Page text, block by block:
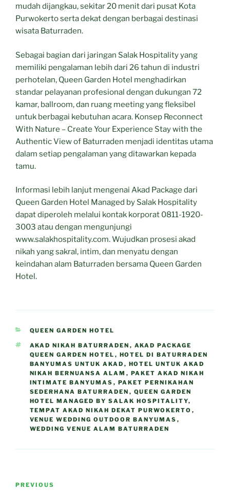
mudah dijangkau, sekitar 20 menit dari pusat Kota
Purwokerto serta dekat dengan berbagai destinasi
wisata Baturraden.
Sebagai bagian dari jaringan Salak Hospitality yang
memiliki pengalaman lebih dari 26 tahun di industri
perhotelan, Queen Garden Hotel menghadirkan
standar pelayanan profesional dengan dukungan 72
kamar, ballroom, dan ruang meeting yang fleksibel
untuk berbagai kebutuhan acara. Konsep Reconnect
With Nature – Create Your Experience Stay with the
Authentic View of Baturraden menjadi identitas utama
dalam setiap pengalaman yang ditawarkan kepada
tamu.
Informasi lebih lanjut mengenai Akad Package dari
Queen Garden Hotel Managed by Salak Hospitality
dapat diperoleh melalui kontak korporat 0811-1920-
3003 atau dengan mengunjungi
www.salakhospitality.com. Wujudkan prosesi akad
nikah yang sakral, intim, dan menyatu dengan
keindahan alam Baturraden bersama Queen Garden
Hotel.
CATEGORIES
QUEEN GARDEN HOTEL
TAGS
AKAD NIKAH BATURRADEN , AKAD PACKAGE
QUEEN GARDEN HOTEL , HOTEL DI BATURRADEN
BANYUMAS UNTUK AKAD , HOTEL UNTUK AKAD
NIKAH BERNUANSA ALAM , PAKET AKAD NIKAH
INTIMATE BANYUMAS , PAKET PERNIKAHAN
SEDERHANA BATURRADEN , QUEEN GARDEN
HOTEL MANAGED BY SALAK HOSPITALITY,
TEMPAT AKAD NIKAH DEKAT PURWOKERTO ,
VENUE WEDDING OUTDOOR BANYUMAS ,
WEDDING VENUE ALAM BATURRADEN
Previous
PREVIOUS